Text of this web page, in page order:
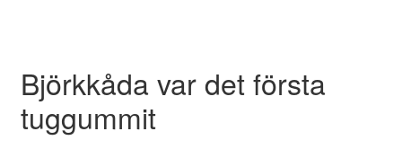
Björkkåda var det första
tuggummit